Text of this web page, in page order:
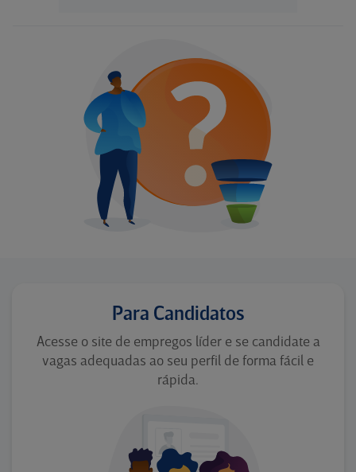
Para Candidatos
Acesse o site de empregos líder e se candidate a
vagas adequadas ao seu perfil de forma fácil e
rápida.